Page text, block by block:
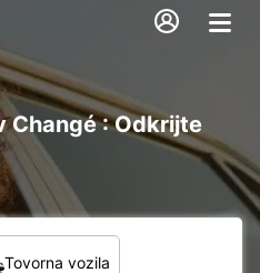
Changé : Odkrijte
Tovorna vozila